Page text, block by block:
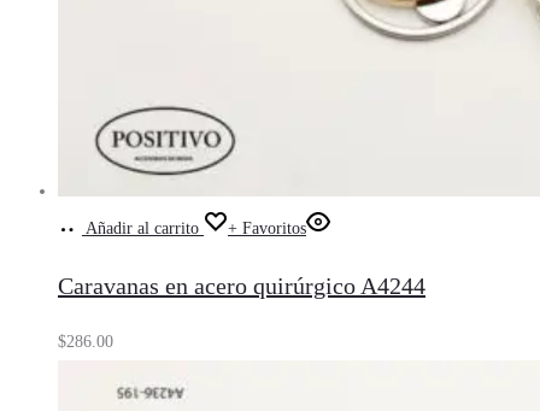
Añadir al carrito + Favoritos
Caravanas en acero quirúrgico A4244
$286.00